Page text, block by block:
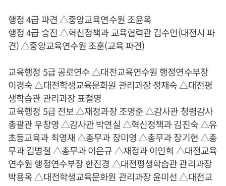
행정 4급 파견 △중앙교육연수원 조윤옥
행정 4급 승진 △혁신정책과 교육협력관 김수인(대전시 파
견) △중앙교육연수원 조훈(교육 파견)
교육행정 5급 공로연수 △대전교육연수원 행정연수부장
이경숙 △대전학생교육문화원 관리과장 정재숙 △대전평
생학습관 관리과장 표철영
교육행정 5급 전보 △재정과장 조영준 △감사관 청렴감사
총괄관 우창영 △감사관 박연실 △혁신정책과 김진숙 △유
초등교육과 최영재 △총무과 장미영 △총무과 장기현 △총
무과 김병철 △총무과 이은규 △재정과 이인희 △대전교육
연수원 행정연수부장 한진경 △대전평생학습관 관리과장
박용옥 △대전학생교육문화원 관리과장 윤미선 △대전교